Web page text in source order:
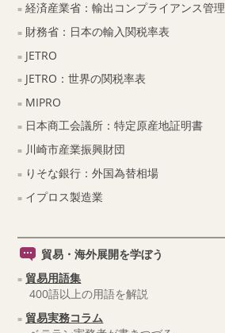
経済産業省：輸出コンプライアンス管理
財務省：日本の輸入関税率表
JETRO
JETRO：世界の関税率表
MIPRO
日本商工会議所：特定原産地証明書
川崎市産業振興財団
りそな銀行：外国為替相場
イプロス製造業
貿易・海外展開を学ぼう
貿易用語集
400語以上の用語を解説
貿易実務コラム